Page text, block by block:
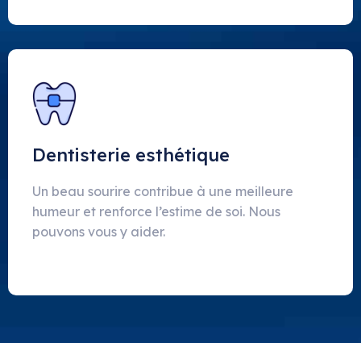
Dentisterie esthétique
Un beau sourire contribue à une meilleure
humeur et renforce l’estime de soi. Nous
pouvons vous y aider.